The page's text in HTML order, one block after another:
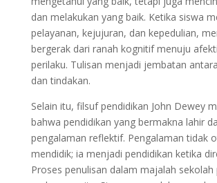
dan melakukan yang baik. Ketika siswa
pelayanan, kejujuran, dan kepedulian,
bergerak dari ranah kognitif menuju
perilaku. Tulisan menjadi jembatan
dan tindakan.
Selain itu, filsuf pendidikan John Dewey
bahwa pendidikan yang bermakna lahir
pengalaman reflektif. Pengalaman tidak
mendidik; ia menjadi pendidikan ketika
Proses penulisan dalam majalah sekolah